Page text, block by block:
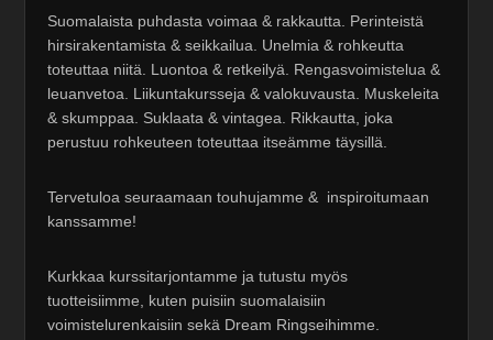
Suomalaista puhdasta voimaa & rakkautta. Perinteistä
hirsirakentamista & seikkailua. Unelmia & rohkeutta
toteuttaa niitä. Luontoa & retkeilyä. Rengasvoimistelua &
leuanvetoa. Liikuntakursseja & valokuvausta. Muskeleita
& skumppaa. Suklaata & vintagea. Rikkautta, joka
perustuu rohkeuteen toteuttaa itseämme täysillä.
Tervetuloa seuraamaan touhujamme & inspiroitumaan
kanssamme!
Kurkkaa kurssitarjontamme ja tutustu myös
tuotteisiimme, kuten puisiin suomalaisiin
voimistelurenkaisiin sekä Dream Ringseihimme.